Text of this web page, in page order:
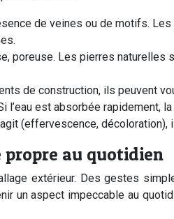
de veines ou de motifs.
poreuse. Les pierres
de construction, ils peuvent
l’eau est absorbée
(effervescence, décoloration),
propre au quotidien
extérieur. Des gestes
un aspect impeccable au